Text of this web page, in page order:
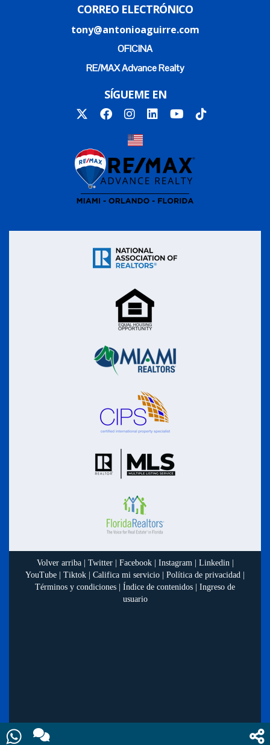
CORREO ELECTRÓNICO
tony@antonioaguirre.com
OFICINA
RE/MAX Advance Realty
SÍGUEME EN
Volver arriba| Twitter| Facebook| Instagram| Linkedin|
YouTube
Tiktok Califica mi servicio Política de privacidad
Términos y condiciones
Índice de contenidos
Ingreso de
usuario